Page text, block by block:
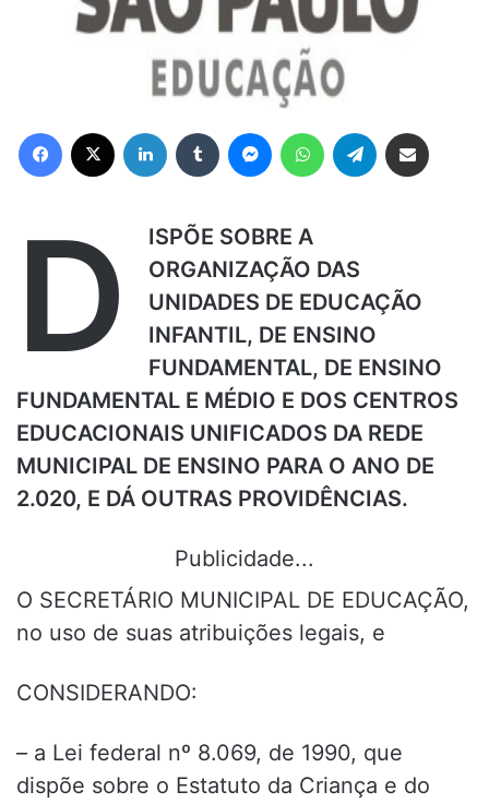
D
ISPÕE SOBRE A
ORGANIZAÇÃO DAS
UNIDADES DE EDUCAÇÃO
INFANTIL, DE ENSINO
FUNDAMENTAL, DE ENSINO
FUNDAMENTAL E MÉDIO E DOS CENTROS
EDUCACIONAIS UNIFICADOS DA REDE
MUNICIPAL DE ENSINO PARA O ANO DE
2.020, E DÁ OUTRAS PROVIDÊNCIAS.
Publicidade...
O SECRETÁRIO MUNICIPAL DE EDUCAÇÃO,
no uso de suas atribuições legais, e
CONSIDERANDO:
– a Lei federal nº 8.069, de 1990, que
dispõe sobre o Estatuto da Criança e do